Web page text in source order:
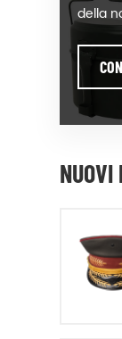
della
sul
ordini
clienti
piedi.
della
NUOVI